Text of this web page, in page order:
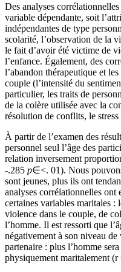
Des analyses
variable dépendante, soit
indépendantes de type
scolarité, l’observation de la
le fait d’avoir été victime de
l’enfance. Également, des
l’abandon thérapeutique et
couple (l’intensité du
particulier, les traits de
de la colère utilisée avec la
résolution de conflits, le
À partir de l’examen des
personnel seul l’âge des
relation inversement
-.285 p∈<. 01). Nous
sont jeunes, plus ils ont
analyses corrélationnelles ont
certaines variables maritales :
violence dans le couple, de
l’homme. Il est ressorti que
négativement à son niveau
partenaire : plus l’homme
physiquement maritalement (r